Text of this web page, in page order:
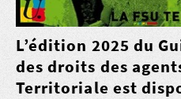
L’édition 2025 du
des droits des
Territoriale est